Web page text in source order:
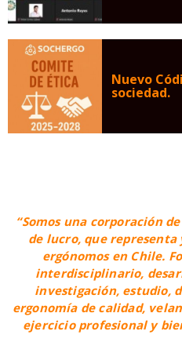
Nuevo
sociedad.
“Somos una corporación
de lucro, que representa
ergónomos en Chile.
interdisciplinario,
investigación, estudio,
ergonomía de calidad,
ejercicio profesional y